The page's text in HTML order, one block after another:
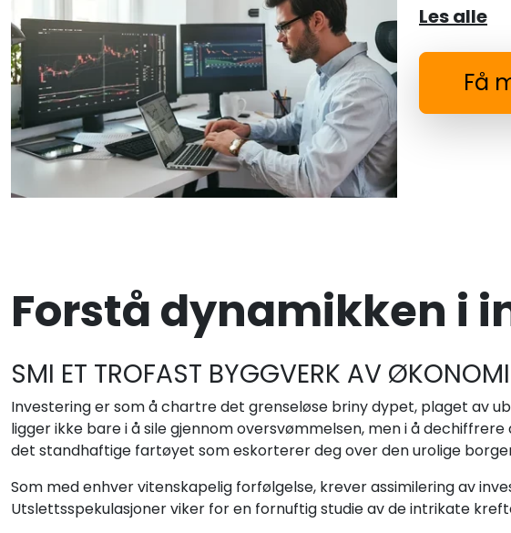
Les alle
Få
Forstå dynamikken i
SMI ET TROFAST BYGGVERK AV
Investering er som å chartre det grenseløse briny dypet, plaget av
ligger ikke bare i å sile gjennom oversvømmelsen, men i å
det standhaftige fartøyet som eskorterer deg over den urolige
Som med enhver vitenskapelig forfølgelse, krever assimilering av
Utslettsspekulasjoner viker for en fornuftig studie av de intrikate